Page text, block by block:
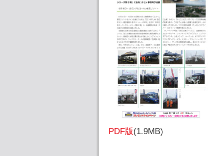
PDF版(1.9MB)